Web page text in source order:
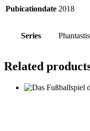
Pubicationdate 2018
Series
Related